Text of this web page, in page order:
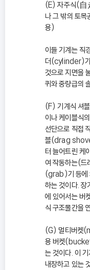
(E) 자주식(自
나 그 밖의 토목
용)
이들 기계는 직
더(cylinder)가
것으로 지면
퀴와 중량급의
(F) 기계식 셔
이나 케이블식
선단으로 직접
블(drag
터 늘어트린 케
여 작동하는(
(grab)기 등에
하는 것이다.
에 있어서는 버
식 구조물간을
(G) 멀티버켓
용 버켓
는 것이다. 이
내장하고 있는